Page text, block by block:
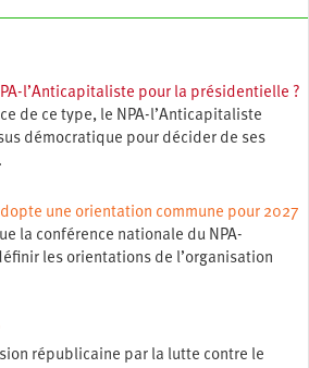
l’Anticapitaliste pour la présidentielle ?
de ce type, le NPA-l’Anticapitaliste
démocratique pour décider de ses
une orientation commune pour 2027
la conférence nationale du NPA-
les orientations de l’organisation
républicaine par la lutte contre le